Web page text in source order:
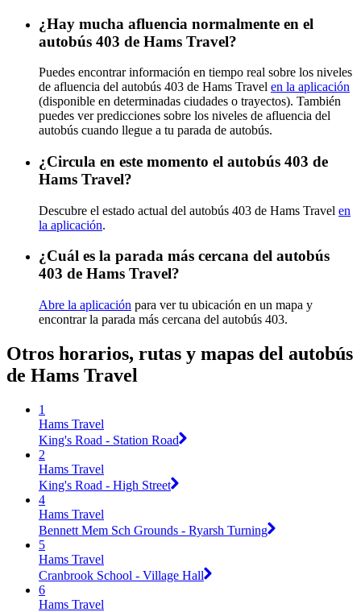
¿Hay mucha afluencia normalmente en el
autobús 403 de Hams Travel?
Puedes encontrar información en tiempo real sobre los niveles
de afluencia del autobús 403 de Hams Travel en la aplicación
(disponible en determinadas ciudades o trayectos). También
puedes ver predicciones sobre los niveles de afluencia del
autobús cuando llegue a tu parada de autobús.
¿Circula en este momento el autobús 403 de
Hams Travel?
Descubre el estado actual del autobús 403 de Hams Travel en
la aplicación.
¿Cuál es la parada más cercana del autobús
403 de Hams Travel?
Abre la aplicación para ver tu ubicación en un mapa y
encontrar la parada más cercana del autobús 403.
Otros horarios, rutas y mapas del autobús
de Hams Travel
1
Hams Travel
King's Road - Station Road
2
Hams Travel
King's Road - High Street
4
Hams Travel
Bennett Mem Sch Grounds - Ryarsh Turning
5
Hams Travel
Cranbrook School - Village Hall
6
Hams Travel